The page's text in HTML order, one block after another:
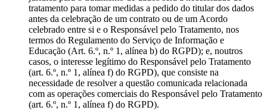
tratamento para tomar medidas a pedido do titular dos dados
antes da celebração de um contrato ou de um Acordo
celebrado entre si e o Responsável pelo Tratamento, nos
termos do Regulamento do Serviço de Informação e
Educação (Art. 6.º, n.º 1, alínea b) do RGPD); e, noutros
casos, o interesse legítimo do Responsável pelo Tratamento
(art. 6.º, n.º 1, alínea f) do RGPD), que consiste na
necessidade de resolver a questão comunicada relacionada
com as operações comerciais do Responsável pelo Tratamento
(art. 6.º, n.º 1, alínea f) do RGPD).